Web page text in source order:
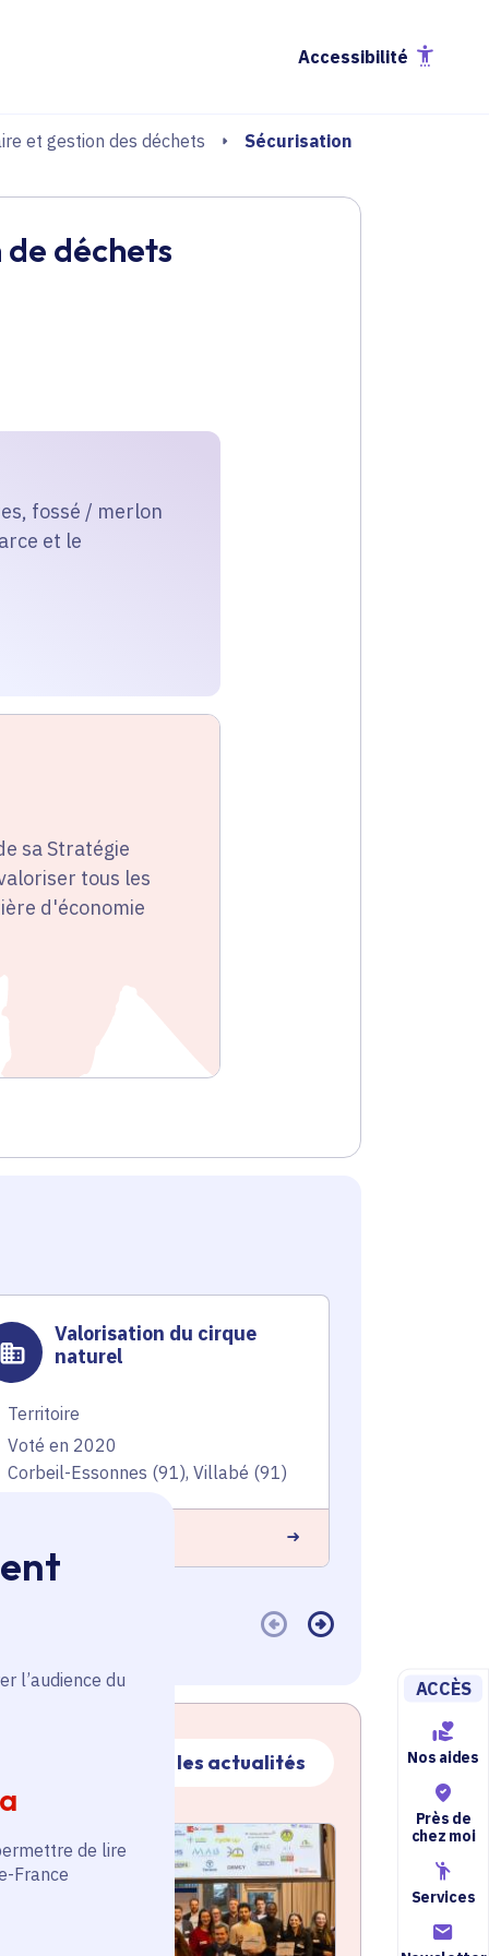
l’audience du
de lire
France
Accessibilité
et gestion des déchets
Sécurisation
ACCÈS
Nos aides
Près de
chez moi
Services
déchets
fossé / merlon
et le
sa Stratégie
tous les
d'économie
Valorisation du cirque
naturel
Territoire
Voté en 2020
Corbeil-Essonnes (91), Villabé (91)
Toutes les actualités
active